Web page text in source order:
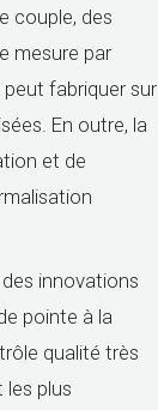
couple, des
mesure par
fabriquer sur
En outre, la
et de
innovations
pointe à la
qualité très
les plus